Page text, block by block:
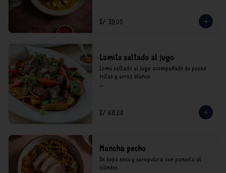
S/ 39.00
Lomito saltado al jugo
Lomo saltado al jugo acompañado de papas
fritas y arroz blanco.
consumo.
S/ 68.00
Mancha pecho
De sopa seca y carapulcra con panceta al
cilindro.